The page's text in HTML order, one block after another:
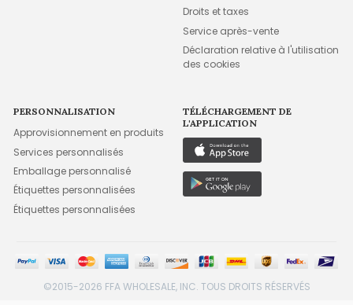
Droits et taxes
Service après-vente
Déclaration relative à l'utilisation
des cookies
PERSONNALISATION
Approvisionnement en produits
Services personnalisés
Emballage personnalisé
Étiquettes personnalisées
Étiquettes personnalisées
TÉLÉCHARGEMENT DE
L'APPLICATION
©2015-2026 FFA WHOLESALE, INC. TOUS DROITS RÉSERVÉS